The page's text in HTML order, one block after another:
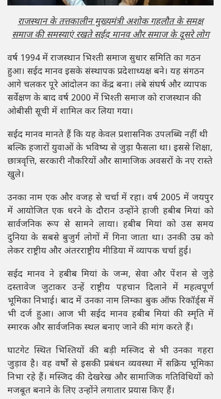
राजस्थान के तत्तकालीन मुख्यमंत्री अशोक गहलौत के समक्ष
समाज की समस्याएं रखते सईद मानव और समाज के दूसरे लोग
वर्ष 1994 में राजस्थान भिश्ती समाज सुधार समिति का गठन
हुआ। सईद मानव इसके संस्थापक प्रदेशाध्यक्ष बने। यह संगठन
आगे चलकर पूरे आंदोलन का केंद्र बना। लंबे संघर्ष और व्यापक
सर्वेक्षण के बाद वर्ष 2000 में भिश्ती समाज को राजस्थान की
ओबीसी सूची में शामिल कर लिया गया।
सईद मानव मानते हैं कि यह केवल प्रशासनिक उपलब्धि नहीं थी
बल्कि हजारों युवाओं के भविष्य से जुड़ा फैसला था। इससे शिक्षा,
छात्रवृत्ति, सरकारी नौकरियों और सामाजिक अवसरों के नए रास्ते
खुले।
उनका नाम एक और वजह से चर्चा में रहा। वर्ष 2005 में जयपुर
में आयोजित एक धरने के दौरान उन्होंने हाजी हबीब मियां को
सार्वजनिक रूप से सामने लाया। हबीब मियां को उस समय
दुनिया के सबसे बुजुर्ग लोगों में गिना जाता था। उनकी उम्र को
लेकर राष्ट्रीय और अंतरराष्ट्रीय मीडिया में व्यापक चर्चा हुई।
सईद मानव ने हबीब मियां के जन्म, सेवा और पेंशन से जुड़े
दस्तावेज जुटाकर उन्हें राष्ट्रीय पहचान दिलाने में महत्वपूर्ण
भूमिका निभाई। बाद में उनका नाम लिम्का बुक ऑफ रिकॉर्ड्स में
भी दर्ज हुआ। आज भी सईद मानव हबीब मियां की स्मृति में
स्मारक और सार्वजनिक स्थल बनाए जाने की मांग करते हैं।
घाटगेट स्थित भिश्तियों की बड़ी मस्जिद से भी उनका गहरा
जुड़ाव है। वह वर्षों से इसकी प्रबंधन व्यवस्था में सक्रिय भूमिका
निभा रहे हैं। मस्जिद की देखरेख और सामाजिक गतिविधियों को
मजबूत बनाने के लिए उन्होंने लगातार प्रयास किए हैं।